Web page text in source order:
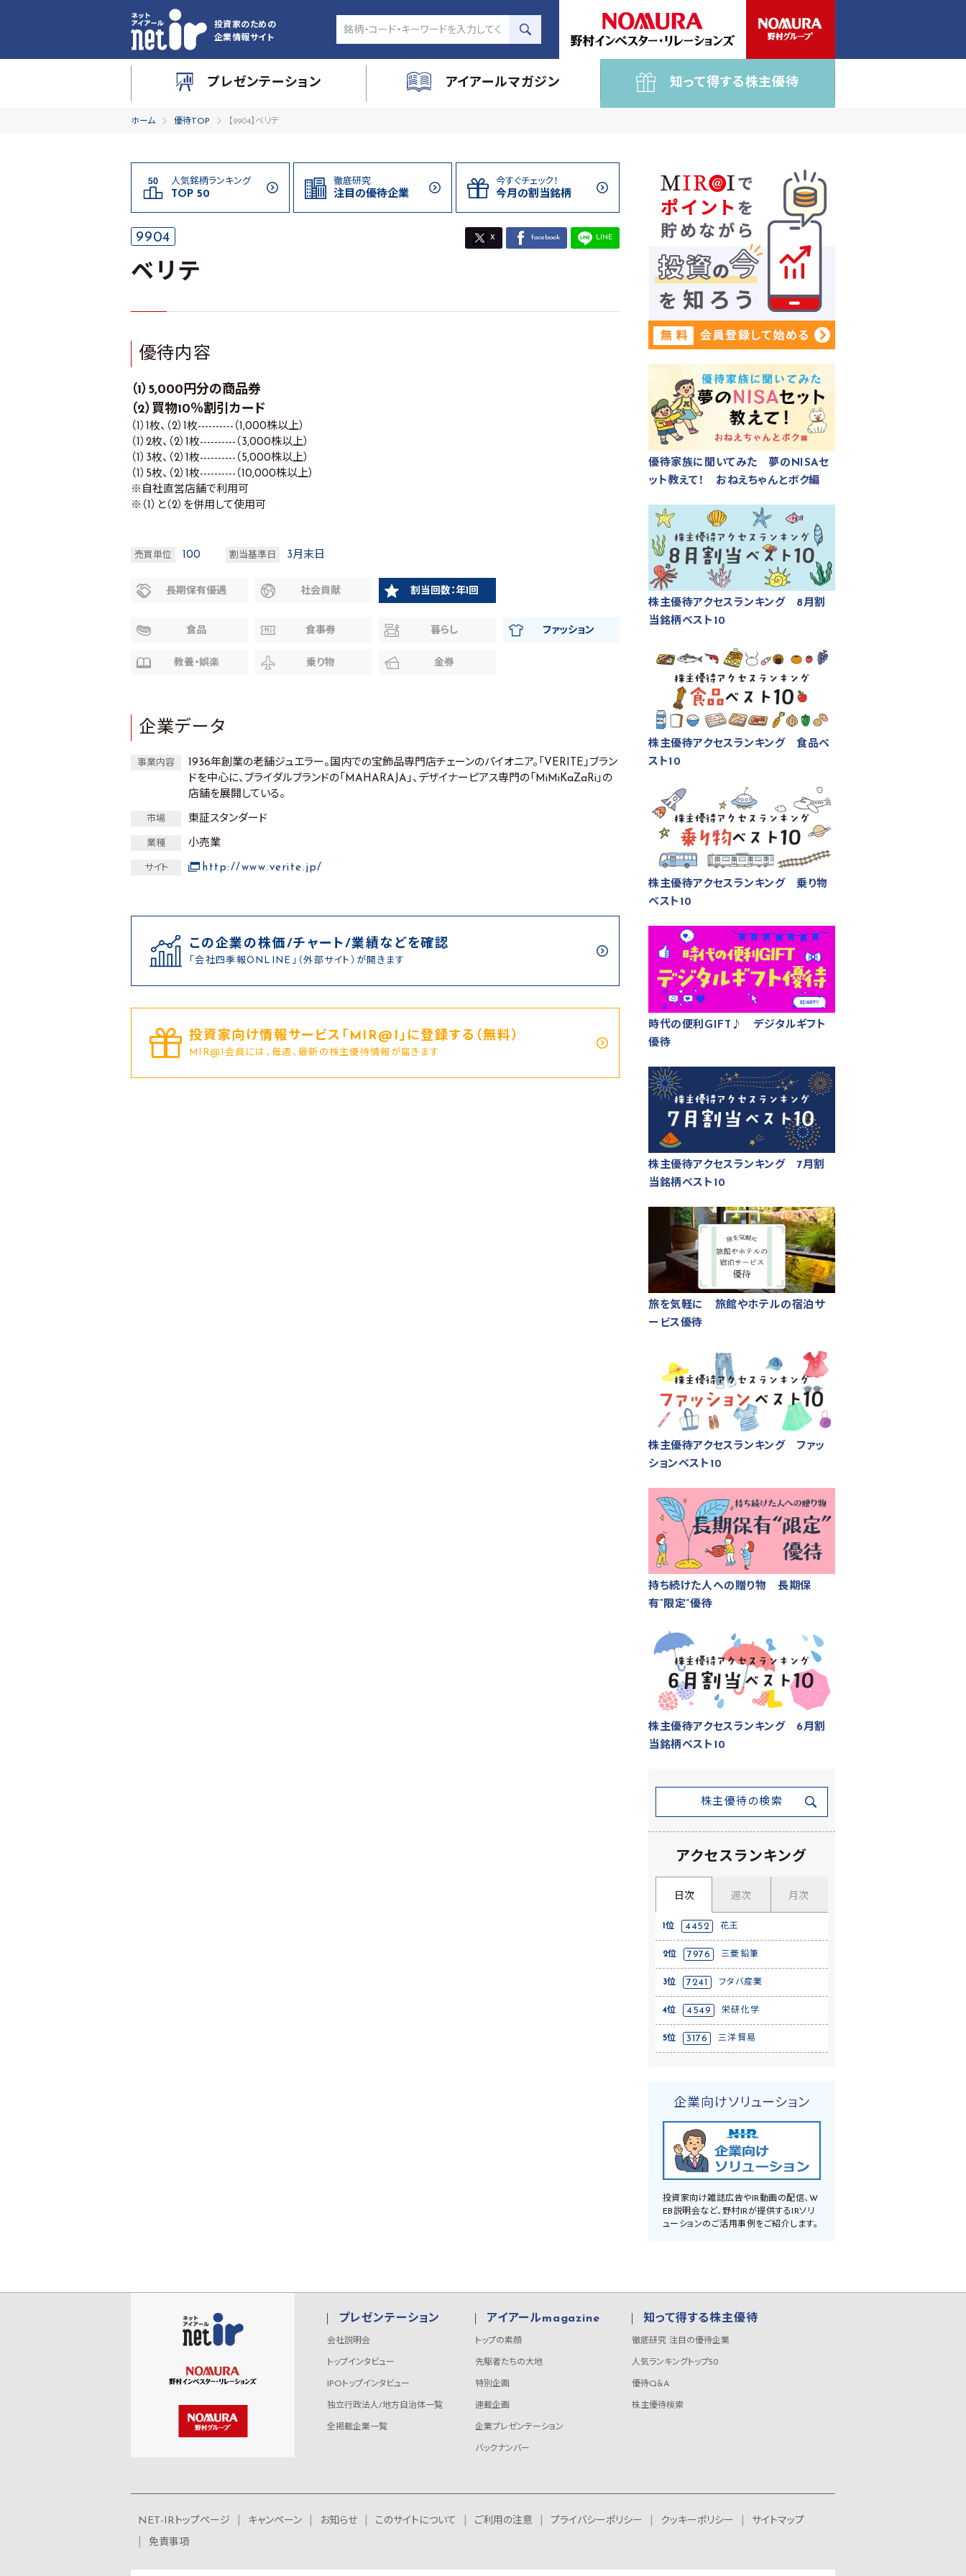
投資家のための
企業情報サイト
プレゼンテーション アイアールマガジン 知って得する株主優待
ホーム 優待TOP 【9904】ベリテ
人気銘柄ランキング
TOP 50
徹底研究
注目の優待企業
今すぐチェック！
今月の割当銘柄
9904 X facebook LINE
ベリテ
優待内容
（1）5,000円分の商品券
（2）買物10％割引カード
（1）1枚、（2）1枚----------（1,000株以上）
（1）2枚、（2）1枚----------（3,000株以上）
（1）3枚、（2）1枚----------（5,000株以上）
（1）5枚、（2）1枚----------（10,000株以上）
※自社直営店舗で利用可
※（1）と（2）を併用して使用可
売買単位 100 割当基準日 3月末日
長期保有優遇 社会貢献 割当回数：年1回
食品 食事券 暮らし ファッション
教養・娯楽 乗り物 金券
企業データ
事業内容
1936年創業の老舗ジュエラー。国内での宝飾品専門店チェーンのパイオニア。「VERITE」ブラン
ドを中心に、ブライダルブランドの「MAHARAJA」、デザイナーピアス専門の「MiMiKaZaRi」の
店舗を展開している。
市場 東証スタンダード
業種 小売業
サイト http://www.verite.jp/
この企業の株価/チャート/業績などを確認
「会社四季報ONLINE」（外部サイト）が開きます
投資家向け情報サービス｢MIR@I｣に登録する（無料）
MIR@I会員には、毎週、最新の株主優待情報が届きます
優待家族に聞いてみた 夢のNISAセ
ット教えて！ おねえちゃんとボク編
株主優待アクセスランキング 8月割
当銘柄ベスト10
株主優待アクセスランキング 食品ベ
スト10
株主優待アクセスランキング 乗り物
ベスト10
時代の便利GIFT♪ デジタルギフト
優待
株主優待アクセスランキング 7月割
当銘柄ベスト10
旅を気軽に 旅館やホテルの宿泊サ
ービス優待
株主優待アクセスランキング ファッ
ションベスト10
持ち続けた人への贈り物 長期保
有“限定”優待
株主優待アクセスランキング 6月割
当銘柄ベスト10
株主優待の検索
アクセスランキング
日次 週次 月次
1位 4452 花王
2位 7976 三菱鉛筆
3位 7241 フタバ産業
4位 4549 栄研化学
5位 3176 三洋貿易
企業向けソリューション
投資家向け雑誌広告やIR動画の配信、W
EB説明会など、野村IRが提供するIRソリ
ューションのご活用事例をご紹介します。
プレゼンテーション
会社説明会
トップインタビュー
IPOトップインタビュー
独立行政法人/地方自治体一覧
全掲載企業一覧
アイアールmagazine
トップの素顔
先駆者たちの大地
特別企画
連載企画
企業プレゼンテーション
バックナンバー
知って得する株主優待
徹底研究 注目の優待企業
人気ランキングトップ50
優待Q&A
株主優待検索
NET-IRトップページ キャンペーン お知らせ このサイトについて ご利用の注意 プライバシーポリシー クッキーポリシー
サイトマップ
免責事項